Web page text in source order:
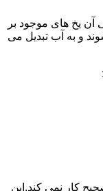
آن یخ های موجود بر
و به آب تبدیل می
کار نمی کند.این